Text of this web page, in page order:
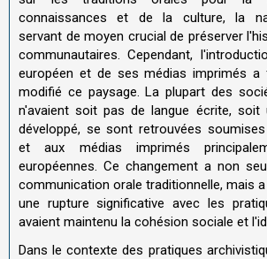
connaissances et de la culture, la
servant de moyen crucial de préserver
communautaires. Cependant,
européen et de ses médias imprimés a
modifié ce paysage. La plupart des
n'avaient soit pas de langue écrite,
développé, se sont retrouvées
et aux médias imprimés
européennes. Ce changement a non
communication orale traditionnelle, mais
une rupture significative avec les
avaient maintenu la cohésion sociale et
Dans le contexte des pratiques